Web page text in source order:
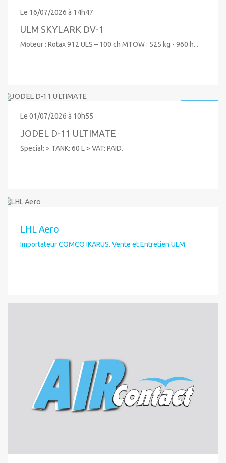
Le 16/07/2026 à 14h47
ULM SKYLARK DV-1
Moteur : Rotax 912 ULS – 100 ch MTOW : 525 kg - 960 h...
Le 01/07/2026 à 10h55
JODEL D-11 ULTIMATE
Special: > TANK: 60 L > VAT: PAID.
LHL Aero
Importateur COMCO IKARUS. Vente et Entretien ULM.